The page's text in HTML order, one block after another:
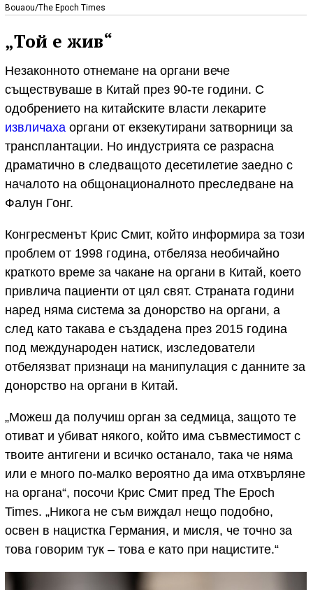
Bouaou/The Epoch Times
„Той е жив“
Незаконното отнемане на органи вече
съществуваше в Китай през 90-те години. С
одобрението на китайските власти лекарите
извличаха органи от екзекутирани затворници за
трансплантации. Но индустрията се разрасна
драматично в следващото десетилетие заедно с
началото на общонационалното преследване на
Фалун Гонг.
Конгресменът Крис Смит, който информира за този
проблем от 1998 година, отбеляза необичайно
краткото време за чакане на органи в Китай, което
привлича пациенти от цял свят. Страната години
наред няма система за донорство на органи, а
след като такава е създадена през 2015 година
под международен натиск, изследователи
отбелязват признаци на манипулация с данните за
донорство на органи в Китай.
„Можеш да получиш орган за седмица, защото те
отиват и убиват някого, който има съвместимост с
твоите антигени и всичко останало, така че няма
или е много по-малко вероятно да има отхвърляне
на органа“, посочи Крис Смит пред The Epoch
Times. „Никога не съм виждал нещо подобно,
освен в нацистка Германия, и мисля, че точно за
това говорим тук – това е като при нацистите.“